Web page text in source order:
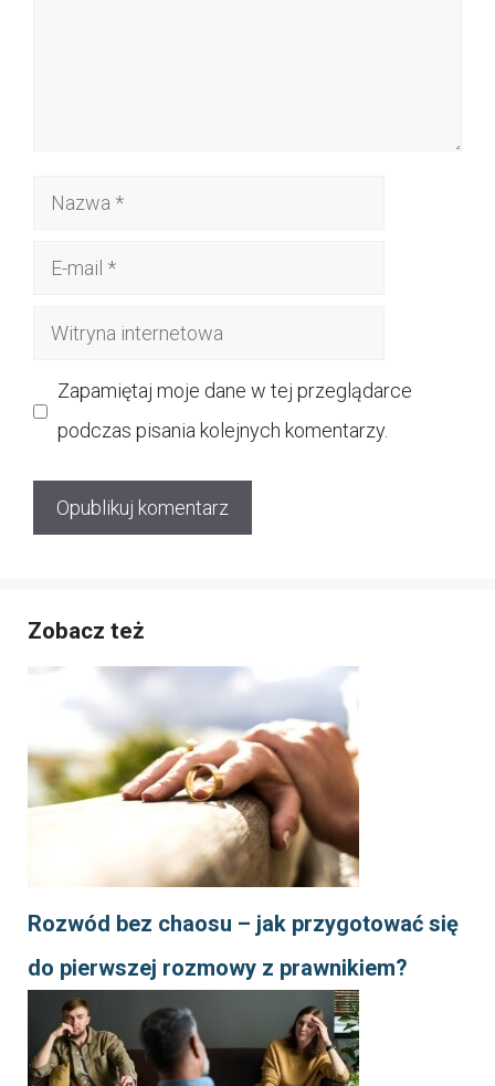
Nazwa
Witryna
Zapamiętaj moje dane w tej przeglądarce
podczas pisania kolejnych komentarzy.
Zobacz też
Rozwód bez chaosu – jak przygotować się
do pierwszej rozmowy z prawnikiem?